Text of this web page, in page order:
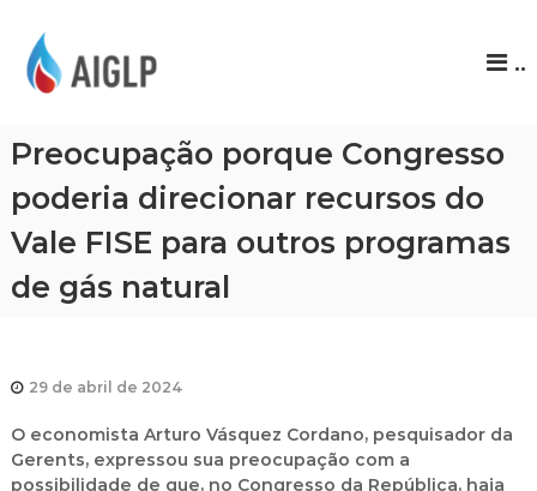
P
..
Preocupação porque Congresso
poderia direcionar recursos do
Vale FISE para outros programas
de gás natural
29 de abril de 2024
O economista Arturo Vásquez Cordano, pesquisador da
Gerents, expressou sua preocupação com a
possibilidade de que, no Congresso da República, haja